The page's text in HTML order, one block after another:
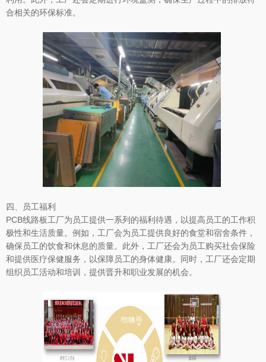
合相关的环保标准。
四、员工福利
PCB线路板工厂为员工提供一系列的福利待遇，以提高员工的工作积
极性和生活质量。例如，工厂会为员工提供良好的食堂和宿舍条件，
确保员工的饮食和休息的质量。此外，工厂还会为员工购买社会保险
和提供医疗保健服务，以保障员工的身体健康。同时，工厂还会定期
组织员工活动和培训，提供晋升和职业发展的机会。